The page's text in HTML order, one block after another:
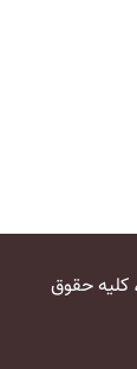
کلیه حقوق